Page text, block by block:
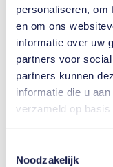
personaliseren, om
en om ons
informatie over uw
partners voor
partners kunnen
informatie die u
verzameld op
Noodzakelijk
Welke
ooit